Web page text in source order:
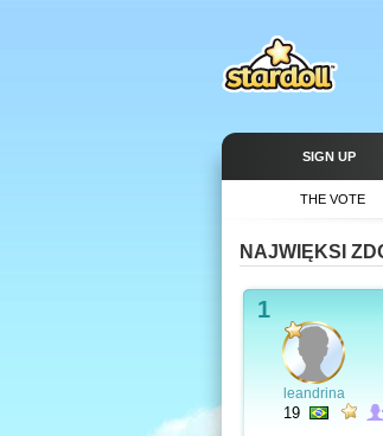
SIGN UP
THE VOTE
NAJWIĘKSI
1
leandrina
19